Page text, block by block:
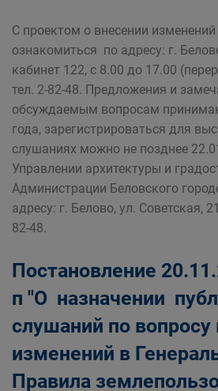
С проектом о внесении
ознакомиться по адресу: г.
кабинет 122, с 8.00 до 17.00
тел. 2-82-48. Предложения и
обсуждаемым вопросам
года, зарегистрироваться для
слушаниях можно не позднее
Управлении архитектуры и
Администрации Беловского
адресу: г. Белово, ул. Советская,
82-48.
Постановление
п "О назначении
слушаний по вопросу
изменений в
Правила